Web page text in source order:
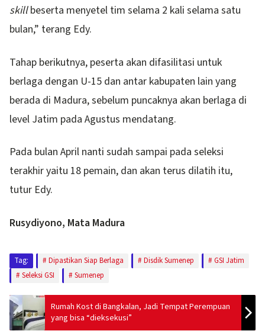
skillbeserta menyetel tim selama 2 kali selama satu
bulan,” terang Edy.
Tahap berikutnya, peserta akan difasilitasi untuk
berlaga dengan U-15 dan antar kabupaten lain yang
berada di Madura, sebelum puncaknya akan berlaga di
level Jatim pada Agustus mendatang.
Pada bulan April nanti sudah sampai pada seleksi
terakhir yaitu 18 pemain, dan akan terus dilatih itu,
tutur Edy.
Rusydiyono, Mata Madura
Tag: Dipastikan Siap Berlaga Disdik Sumenep
GSI Jatim
Seleksi GSI
Sumenep
Rumah Kost di Bangkalan, Jadi Tempat Perempuan
yang bisa “dieksekusi”